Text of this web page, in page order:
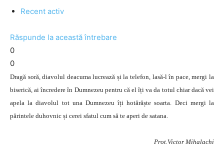
Recent activ
Răspunde la această întrebare
0
0
Dragă soră, diavolul deacuma lucrează și la telefon, lasă-l în pace, mergi la
biserică, ai încredere în Dumnezeu pentru că el îți va da totul chiar dacă vei
apela la diavolul tot una Dumnezeu îți hotărăște soarta. Deci mergi la
părintele duhovnic și cerei sfatul cum să te aperi de satana.
Prot.Victor Mihalachi